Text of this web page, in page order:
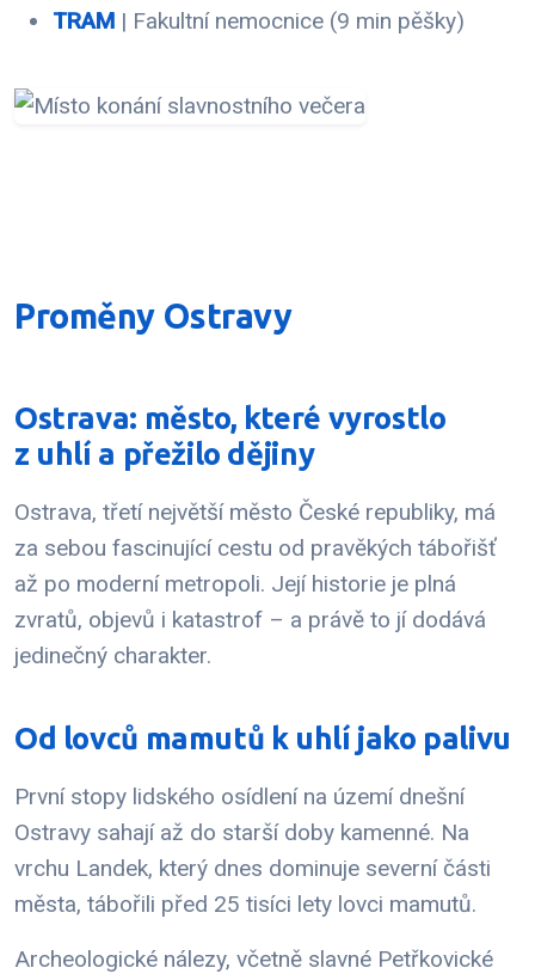
TRAM | Fakultní nemocnice (9 min pěšky)
Proměny Ostravy
Ostrava: město, které vyrostlo
z uhlí a přežilo dějiny
Ostrava, třetí největší město České republiky, má
za sebou fascinující cestu od pravěkých tábořišť
až po moderní metropoli. Její historie je plná
zvratů, objevů i katastrof – a právě to jí dodává
jedinečný charakter.
Od lovců mamutů k uhlí jako palivu
První stopy lidského osídlení na území dnešní
Ostravy sahají až do starší doby kamenné. Na
vrchu Landek, který dnes dominuje severní části
města, tábořili před 25 tisíci lety lovci mamutů.
Archeologické nálezy, včetně slavné Petřkovické